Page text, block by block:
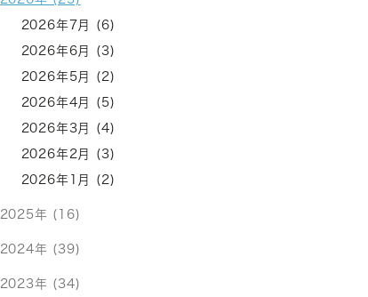
2026年7月 (6)
2026年6月 (3)
2026年5月 (2)
2026年4月 (5)
2026年3月 (4)
2026年2月 (3)
2026年1月 (2)
2025年 (16)
2024年 (39)
2023年 (34)